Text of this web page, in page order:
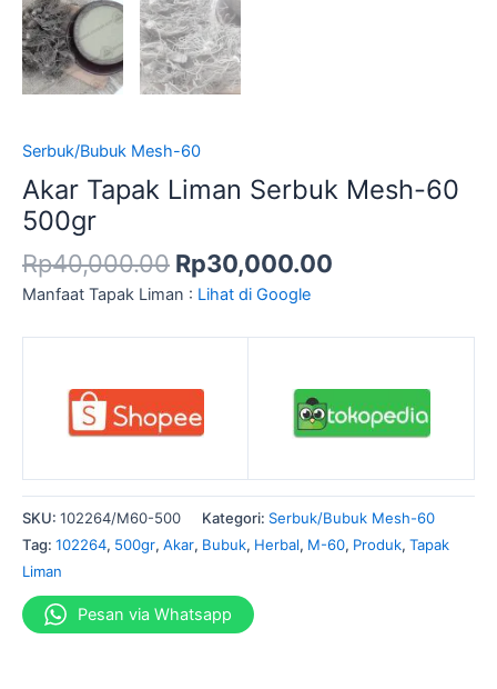
Serbuk/Bubuk Mesh-60
Akar Tapak Liman Serbuk Mesh-60
500gr
Rp40,000.00 Rp30,000.00
Manfaat Tapak Liman : Lihat di Google
SKU: 102264/M60-500 Kategori: Serbuk/Bubuk Mesh-60
Tag: 102264, 500gr, Akar, Bubuk, Herbal, M-60, Produk, Tapak
Liman
Pesan via Whatsapp